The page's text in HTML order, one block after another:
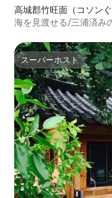
高城郡竹旺面（コソン
ン）のペンション
海を見渡せる/三浦済み
スーパーホスト
スーパーホスト